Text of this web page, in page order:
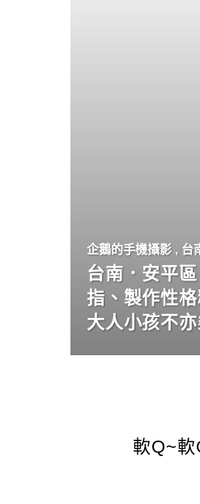
企鵝的手機攝影 , 台
台南．安平
指、製作性
大人小孩不亦
軟Q~